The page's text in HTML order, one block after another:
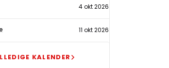
4 okt 2026
11 okt 2026
KALENDER